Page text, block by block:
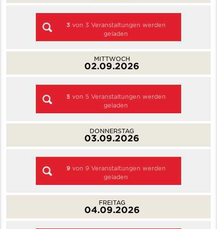
3 von 3 Veranstaltungen werden
geladen
MITTWOCH
02.09.2026
5 von 5 Veranstaltungen werden
geladen
DONNERSTAG
03.09.2026
9 von 9Veranstaltungen werden
geladen
FREITAG
04.09.2026